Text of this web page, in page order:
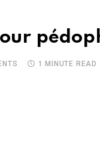
1 MINUTE READ